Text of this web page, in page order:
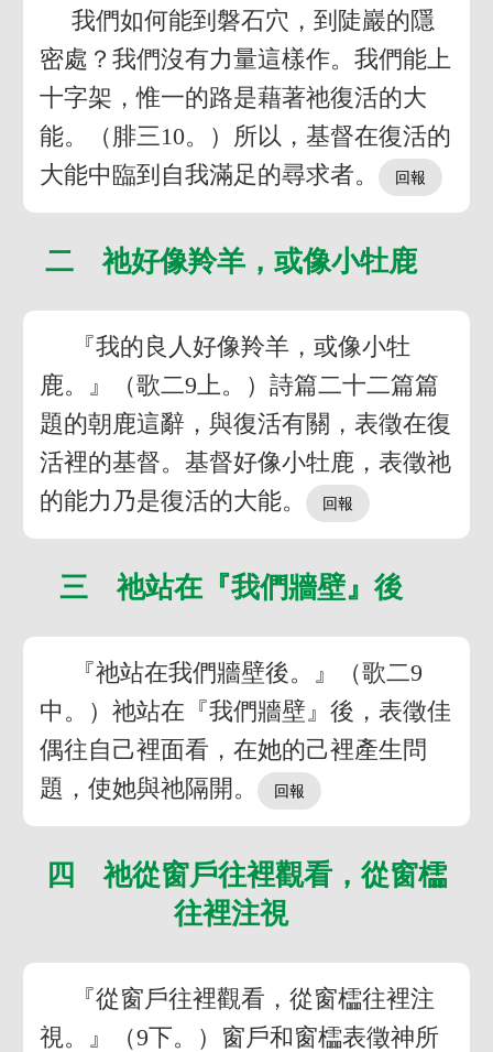
我們如何能到磐石穴，到陡巖的隱
密處？我們沒有力量這樣作。我們能上
十字架，惟一的路是藉著祂復活的大
能。（腓三10。）所以，基督在復活的
大能中臨到自我滿足的尋求者。
二 祂好像羚羊，或像小牡鹿
『我的良人好像羚羊，或像小牡
鹿。』（歌二9上。）詩篇二十二篇篇
題的朝鹿這辭，與復活有關，表徵在復
活裡的基督。基督好像小牡鹿，表徵祂
的能力乃是復活的大能。
三 祂站在『我們牆壁』後
『祂站在我們牆壁後。』（歌二9
中。）祂站在『我們牆壁』後，表徵佳
偶往自己裡面看，在她的己裡產生問
題，使她與祂隔開。
四 祂從窗戶往裡觀看，從窗櫺
往裡注視
『從窗戶往裡觀看，從窗櫺往裡注
視。』（9下。）窗戶和窗櫺表徵神所